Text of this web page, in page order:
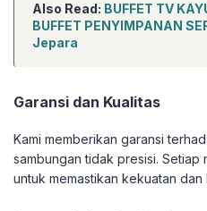
Also Read: BUFFET TV
BUFFET PENYIMPANAN
Jepara
Garansi dan Kualitas
Kami memberikan garansi
sambungan tidak presisi. Setiap
untuk memastikan kekuatan